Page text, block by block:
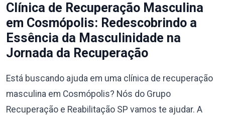
Clínica de Recuperação Masculina
em Cosmópolis: Redescobrindo a
Essência da Masculinidade na
Jornada da Recuperação
Está buscando ajuda em uma clínica de recuperação
masculina em Cosmópolis? Nós do Grupo
Recuperação e Reabilitação SP vamos te ajudar. A